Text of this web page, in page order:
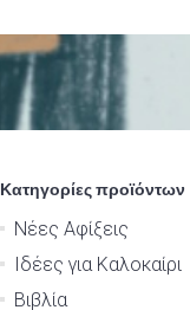
Κατηγορίες προϊόντων
Νέες Αφίξεις
Ιδέες για Καλοκαίρι
Βιβλία